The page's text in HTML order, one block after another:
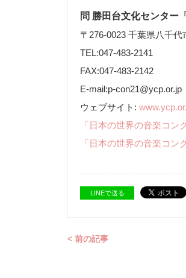
問 勝田台文化センター
〒276-0023 千葉県八千代
TEL:047-483-2141
FAX:047-483-2142
E-mail:p-con21@ycp.or.jp
ウェブサイト:
「日本の世界の音楽コン
「日本の世界の音楽コン
LINEで送る
< 前の記事